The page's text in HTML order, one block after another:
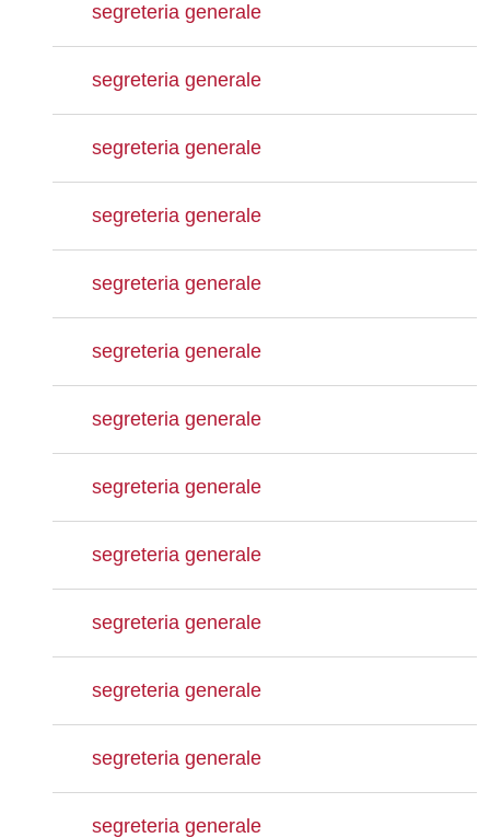
segreteria generale
segreteria generale
segreteria generale
segreteria generale
segreteria generale
segreteria generale
segreteria generale
segreteria generale
segreteria generale
segreteria generale
segreteria generale
segreteria generale
segreteria generale